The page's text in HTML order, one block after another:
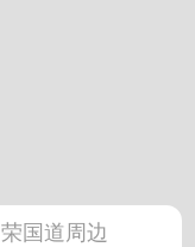
荣国道周边